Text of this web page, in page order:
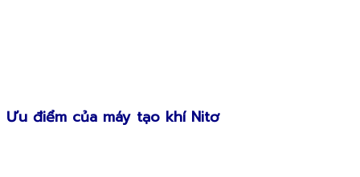
Ưu điểm của máy tạo khí Nitơ